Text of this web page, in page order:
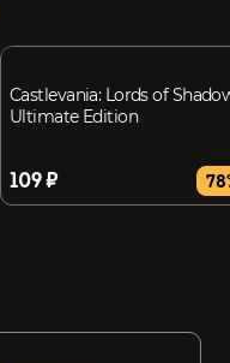
Castlevania: Lords of
Ultimate Edition
109 ₽